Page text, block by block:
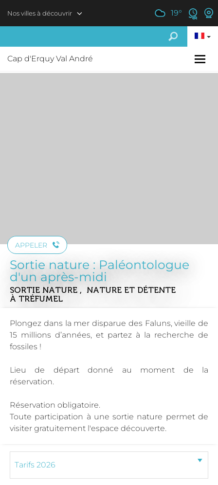
Nos villes à découvrir 19°
Cap d'Erquy Val André
APPELER
Sortie nature : Paléontologue
d'un après-midi
SORTIE NATURE , NATURE ET DÉTENTE
À TRÉFUMEL
Plongez dans la mer disparue des Faluns, vieille de
15 millions d’années, et partez à la recherche de
fossiles !
Lieu de départ donné au moment de la
réservation.
Réservation obligatoire.
Toute participation à une sortie nature permet de
visiter gratuitement l'espace découverte.